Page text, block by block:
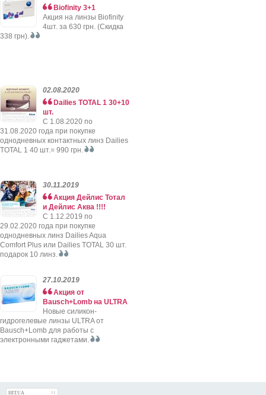
Biofinity 3+1
Акция на линзы Biofinity
4шт. за 630 грн. (Скидка
338 грн).
02.08.2020
Dailies TOTAL 1 30+10
шт.
C 1.08.2020 по
31.08.2020 года при покупке
однодневных контактных линз Dailies
TOTAL 1 40 шт.= 990 грн.
30.11.2019
Акция Дейлис Тотал
и Дейлис Аква !!!!
C 1.12.2019 по
29.02.2020 года при покупке
однодневных линз Dailies Aqua
Comfort Plus или Dailies TOTAL 30 шт.
подарок 10 линз.
27.10.2019
Акция от
Bausch+Lomb на ULTRA
Новые силикон-
гидрогелевые линзы ULTRA от
Bausch+Lomb для работы с
электронными гаджетами.
HIT.UA 11